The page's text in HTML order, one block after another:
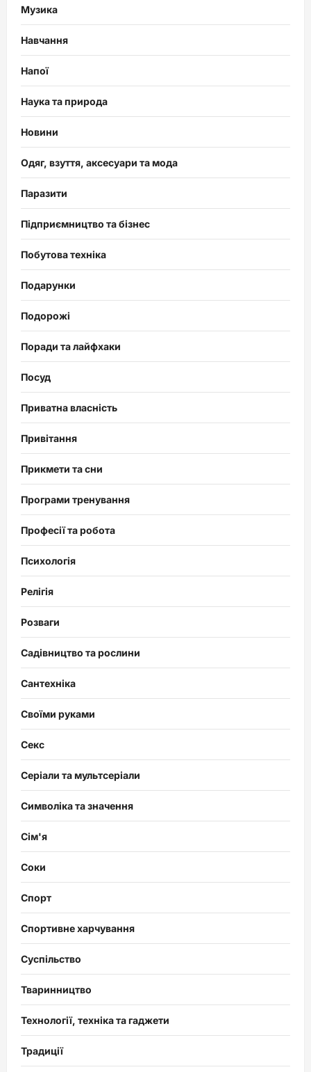
Музика
Навчання
Напої
Наука та природа
Новини
Одяг, взуття, аксесуари та мода
Паразити
Підприємництво та бізнес
Побутова техніка
Подарунки
Подорожі
Поради та лайфхаки
Посуд
Приватна власність
Привітання
Прикмети та сни
Програми тренування
Професії та робота
Психологія
Релігія
Розваги
Садівництво та рослини
Сантехніка
Своїми руками
Секс
Серіали та мультсеріали
Символіка та значення
Сім'я
Соки
Спорт
Спортивне харчування
Суспільство
Тваринництво
Технології, техніка та гаджети
Традиції